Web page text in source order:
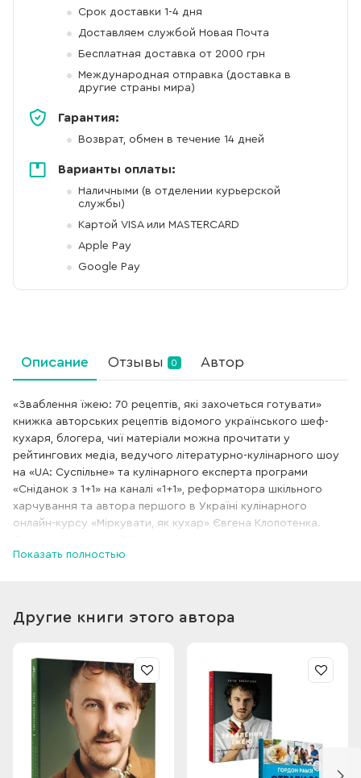
Срок доставки 1-4 дня
Доставляем службой Новая Почта
Бесплатная доставка от 2000 грн
Международная отправка (доставка в
другие страны мира)
Гарантия:
Возврат, обмен в течение 14 дней
Варианты оплаты:
Наличными (в отделении курьерской
службы)
Картой VISA или MASTERCARD
Apple Pay
Google Pay
Описание Отзывы 0 Автор
«Зваблення їжею: 70 рецептів, які захочеться готувати»
книжка авторських рецептів відомого українського шеф-
кухаря, блогера, чиї матеріали можна прочитати у
рейтингових медіа, ведучого літературно-кулінарного шоу
на «UA: Суспільне» та кулінарного експерта програми
«Сніданок з 1+1» на каналі «1+1», реформатора шкільного
харчування та автора першого в Україні кулінарного
онлайн-курсу «Міркувати, як кухар» Євгена Клопотенка.
сніданки, закуски та салати, перші страви, другі страви,
мотивуватимуть читачів експериментувати на кухні,
яскраві фуд-фото.
Показать полностью
Другие книги этого автора